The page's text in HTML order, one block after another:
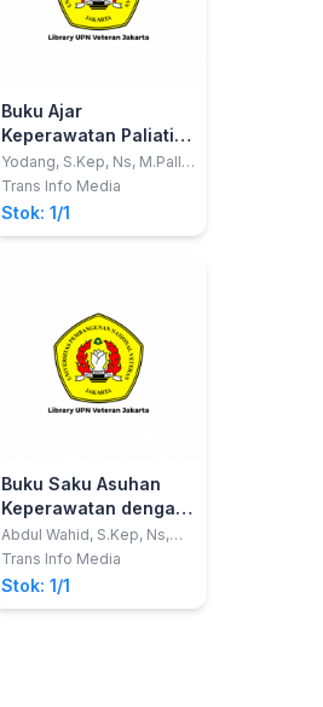
Buku Ajar
Keperawatan Paliatif
Berdasarkan
Kurikulum AIPNI 2015
Yodang, S.Kep, Ns, M.Pall.
Care
Trans Info Media
Stok: 1/1
Buku Saku Asuhan
Keperawatan dengan
Gangguan Sistem
Muskuloskeletal
Abdul Wahid, S.Kep, Ns,
M.Kep
Trans Info Media
Stok: 1/1